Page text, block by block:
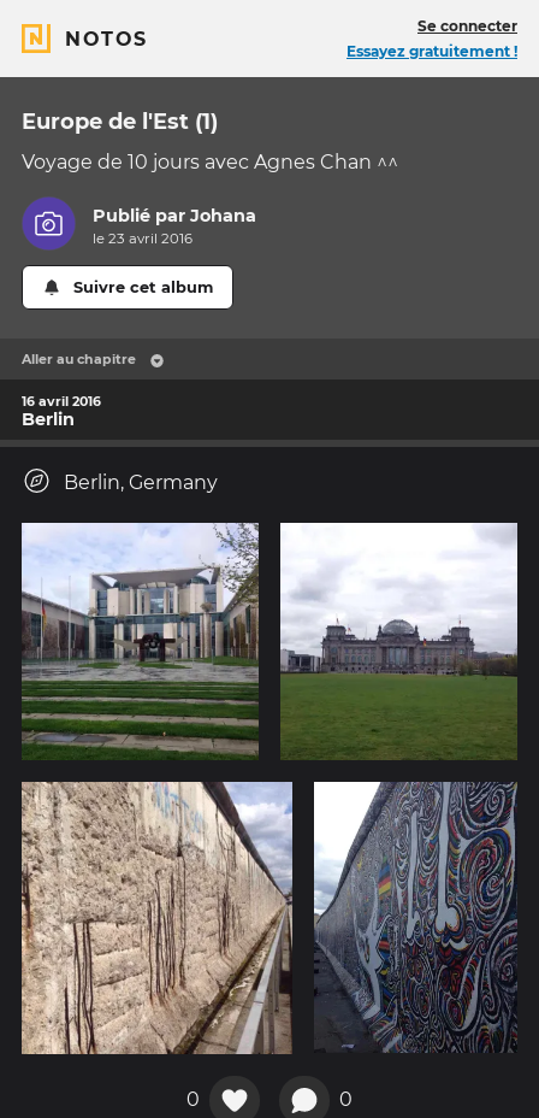
NOTOS
Se connecter
Essayez gratuitement !
Europe de l'Est (1)
Voyage de 10 jours avec Agnes Chan ^^
Publié parJohana
le 23 avril 2016
Suivre cet album
Aller au chapitre
16 avril 2016
Berlin
Berlin, Germany
0 0